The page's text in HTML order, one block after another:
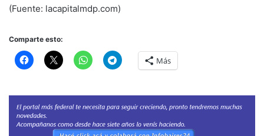
(Fuente: lacapitalmdp.com)
Comparte esto:
Más